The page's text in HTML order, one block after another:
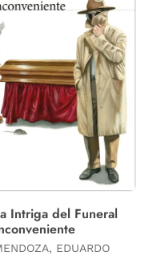
Intriga del Funeral
EDUARDO